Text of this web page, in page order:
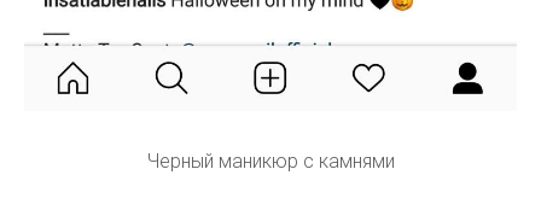
Черный маникюр с камнями